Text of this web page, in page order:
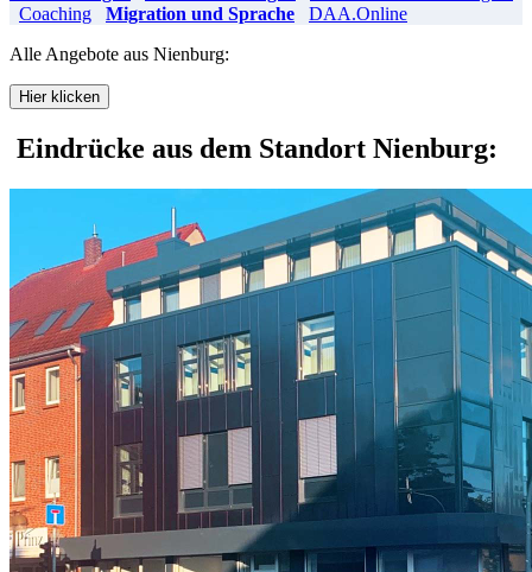
Coaching
Migration und Sprache
DAA.Online
Alle Angebote aus Nienburg:
Hier klicken
Eindrücke aus dem Standort Nienburg: